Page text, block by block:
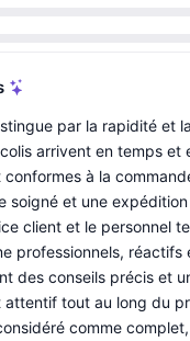
par la rapidité et
arrivent en temps et
à la
soigné et une
client et le personnel
professionnels, réactifs
des conseils précis et
tout au long du
comme